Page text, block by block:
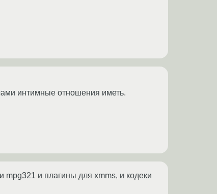
интимные отношения иметь.
mpg321 и плагины для xmms, и кодеки